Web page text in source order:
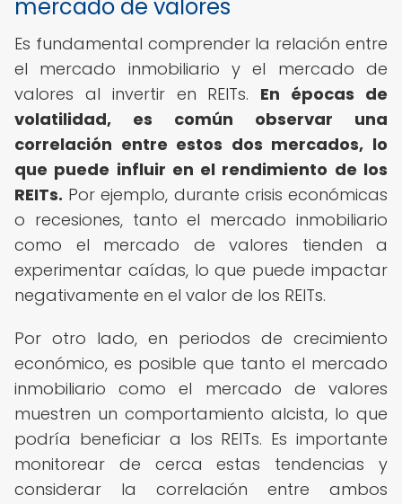
mercado de valores
Es fundamental comprender la relación entre
el mercado inmobiliario y el mercado de
valores al invertir en REITs. En épocas de
volatilidad, es común observar una
correlación entre estos dos mercados, lo
que puede influir en el rendimiento de los
REITs. Por ejemplo, durante crisis económicas
o recesiones, tanto el mercado inmobiliario
como el mercado de valores tienden a
experimentar caídas, lo que puede impactar
negativamente en el valor de los REITs.
Por otro lado, en periodos de crecimiento
económico, es posible que tanto el mercado
inmobiliario como el mercado de valores
muestren un comportamiento alcista, lo que
podría beneficiar a los REITs. Es importante
monitorear de cerca estas tendencias y
considerar la correlación entre ambos